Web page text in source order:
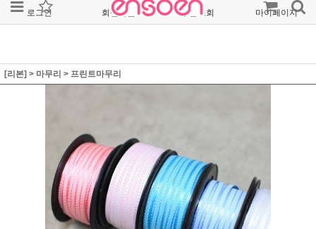
로그인 회원가입 주문조회 마이페이지
[리본] > 마무리 > 프린트마무리